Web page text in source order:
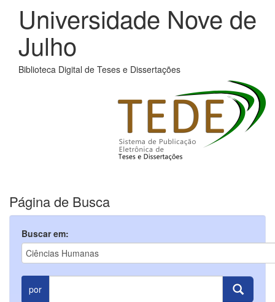
Universidade Nove de
Julho
Biblioteca Digital de Teses e Dissertações
Página de Busca
Buscar em:
por